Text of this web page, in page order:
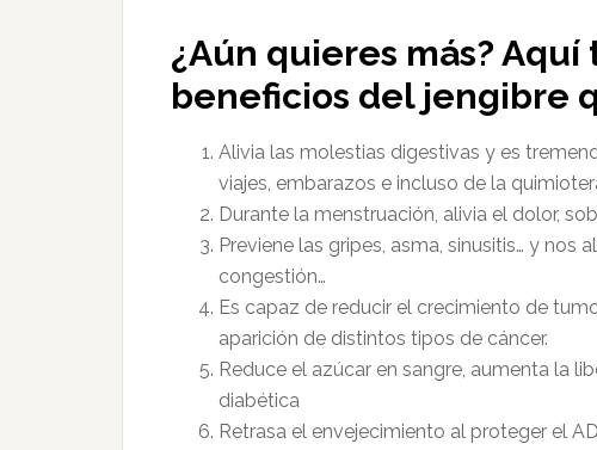
¿Aún quieres más?
beneficios del jengibre
Alivia las molestias digestivas y es
viajes, embarazos e incluso de la
Durante la menstruación, alivia el dolor,
Previene las gripes, asma, sinusitis… y nos
congestión…
Es capaz de reducir el crecimiento de
aparición de distintos tipos de cáncer.
Reduce el azúcar en sangre, aumenta la
diabética
Retrasa el envejecimiento al proteger el